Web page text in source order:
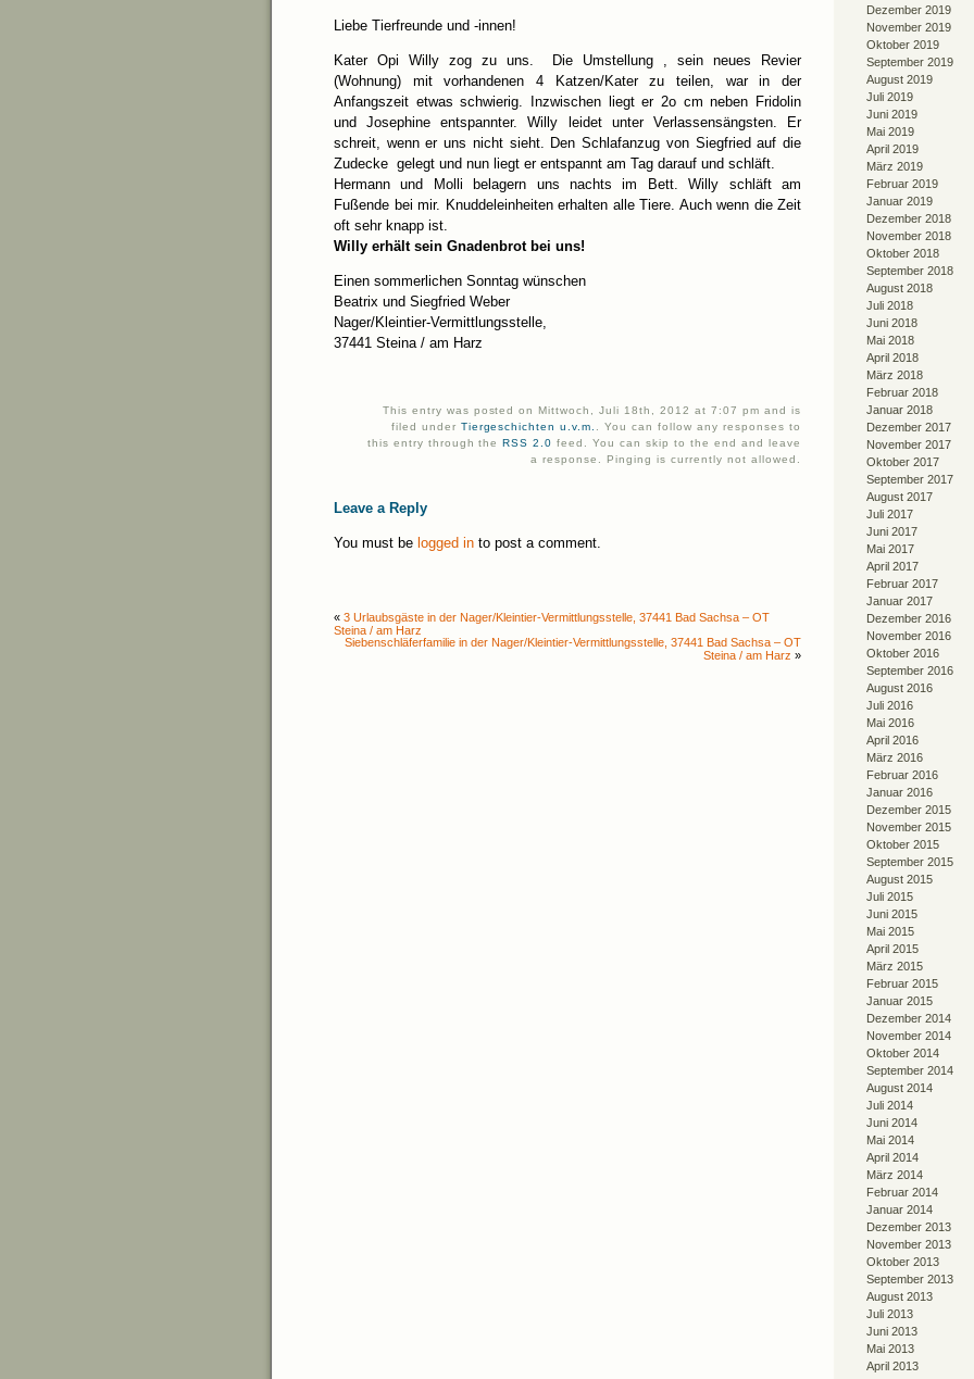
Liebe Tierfreunde und -innen!
Kater Opi Willy zog zu uns. Die Umstellung , sein neues Revier
(Wohnung) mit vorhandenen 4 Katzen/Kater zu teilen, war in der
Anfangszeit etwas schwierig. Inzwischen liegt er 2o cm neben Fridolin
und Josephine entspannter. Willy leidet unter Verlassensängsten. Er
schreit, wenn er uns nicht sieht. Den Schlafanzug von Siegfried auf die
Zudecke gelegt und nun liegt er entspannt am Tag darauf und schläft.
Hermann und Molli belagern uns nachts im Bett. Willy schläft am
Fußende bei mir. Knuddeleinheiten erhalten alle Tiere. Auch wenn die Zeit
oft sehr knapp ist.
Willy erhält sein Gnadenbrot bei uns!
Einen sommerlichen Sonntag wünschen
Beatrix und Siegfried Weber
Nager/Kleintier-Vermittlungsstelle,
37441 Steina / am Harz
This entry was posted on Mittwoch, Juli 18th, 2012 at 7:07 pm and is
filed under Tiergeschichten u.v.m.
. You can follow any responses to
this entry through theRSS 2.0 feed. You can skip to the end and leave
a response. Pinging is currently not allowed.
Leave a Reply
You must be logged in to post a comment.
« 3 Urlaubsgäste in der Nager/Kleintier-Vermittlungsstelle, 37441 Bad Sachsa – OT
Steina / am Harz
Siebenschläferfamilie in der Nager/Kleintier-Vermittlungsstelle, 37441 Bad Sachsa – OT
Steina / am Harz »
Dezember 2019
November 2019
Oktober 2019
September 2019
August 2019
Juli 2019
Juni 2019
Mai 2019
April 2019
März 2019
Februar 2019
Januar 2019
Dezember 2018
November 2018
Oktober 2018
September 2018
August 2018
Juli 2018
Juni 2018
Mai 2018
April 2018
März 2018
Februar 2018
Januar 2018
Dezember 2017
November 2017
Oktober 2017
September 2017
August 2017
Juli 2017
Juni 2017
Mai 2017
April 2017
Februar 2017
Januar 2017
Dezember 2016
November 2016
Oktober 2016
September 2016
August 2016
Juli 2016
Mai 2016
April 2016
März 2016
Februar 2016
Januar 2016
Dezember 2015
November 2015
Oktober 2015
September 2015
August 2015
Juli 2015
Juni 2015
Mai 2015
April 2015
März 2015
Februar 2015
Januar 2015
Dezember 2014
November 2014
Oktober 2014
September 2014
August 2014
Juli 2014
Juni 2014
Mai 2014
April 2014
März 2014
Februar 2014
Januar 2014
Dezember 2013
November 2013
Oktober 2013
September 2013
August 2013
Juli 2013
Juni 2013
Mai 2013
April 2013